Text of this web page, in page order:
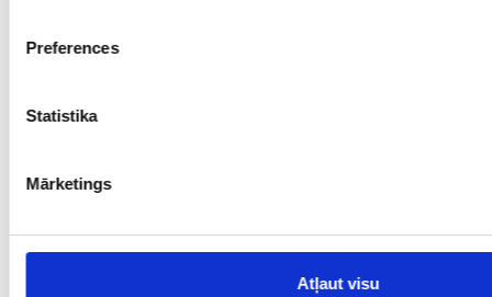
Preferences
Statistika
Mārketings
Atļaut visu